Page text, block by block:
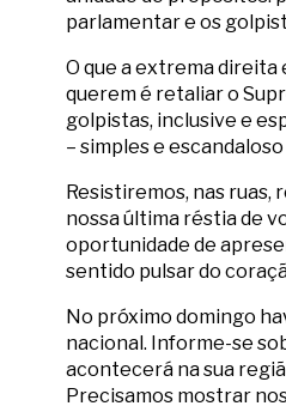
parlamentar e os
O que a extrema direita
querem é retaliar o
golpistas, inclusive e
– simples e escandaloso
Resistiremos, nas ruas,
nossa última réstia de
oportunidade de
sentido pulsar do
No próximo domingo
nacional. Informe-se
acontecerá na sua
Precisamos mostrar